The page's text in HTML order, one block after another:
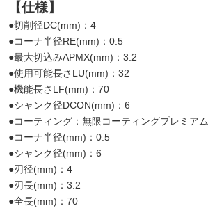
【仕様】
●切削径DC(mm)：4
●コーナ半径RE(mm)：0.5
●最大切込みAPMX(mm)：3.2
●使用可能長さLU(mm)：32
●機能長さLF(mm)：70
●シャンク径DCON(mm)：6
●コーティング：無限コーティングプレミアム
●コーナ半径(mm)：0.5
●シャンク径(mm)：6
●刃径(mm)：4
●刃長(mm)：3.2
●全長(mm)：70